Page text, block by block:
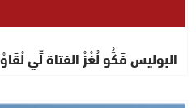
البوليس فَكُّو لُغْزْ الفتاة لِّي